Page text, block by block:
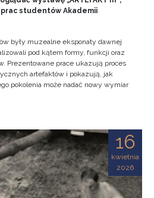
studentów Akademii
były muzealne eksponaty dawnej
pod kątem formy, funkcji oraz
Prezentowane prace ukazują proces
artefaktów i pokazują, jak
pokolenia może nadać nowy wymiar
16
kwietnia
2026